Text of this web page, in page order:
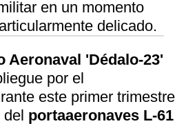
en un momento
delicado.
Aeronaval 'Dédalo-23'
por el
este primer trimestre
del portaaeronaves L-61